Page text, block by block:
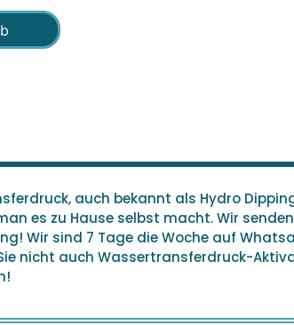
auch bekannt als Hydro
es zu Hause selbst macht. Wir
Wir sind 7 Tage die Woche auf
nicht auch Wassertransferdruck-